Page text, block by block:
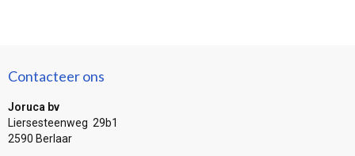
Contacteer ons
Joruca bv
Liersesteenweg 29b1
2590 Berlaar